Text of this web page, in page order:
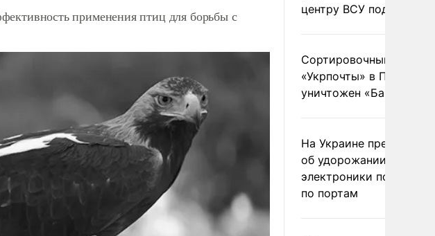
применения птиц для борьбы с
центру ВСУ под Киевом
Сортировочный пункт
«Укрпочты» в
уничтожен
На Украине
об удорожании
электроники после
по портам